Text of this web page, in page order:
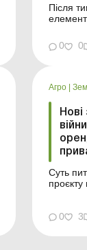
Після
0 0
Агро |
Нові
Суть
0 3